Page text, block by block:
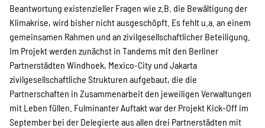
Beantwortung existenzieller Fragen wie z.B. die Bewältigung der
Klimakrise, wird bisher nicht ausgeschöpft. Es fehlt u.a. an einem
gemeinsamen Rahmen und an zivilgesellschaftlicher Beteiligung.
Im Projekt werden zunächst in Tandems mit den Berliner
Partnerstädten Windhoek, Mexico-City und Jakarta
zivilgesellschaftliche Strukturen aufgebaut, die die
Partnerschaften in Zusammenarbeit den jeweiligen Verwaltungen
mit Leben füllen. Fulminanter Auftakt war der Projekt Kick-Off im
September bei der Delegierte aus allen drei Partnerstädten mit